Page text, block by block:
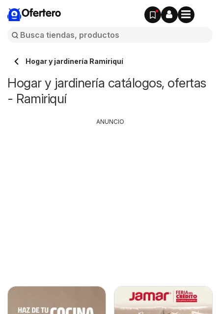
Ofertero
Hogar y jardinería Ramiriquí
Hogar y jardinería catálogos, ofertas
- Ramiriquí
ANUNCIO